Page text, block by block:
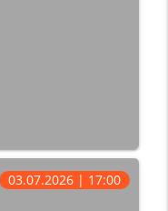
03.07.2026 | 17:00